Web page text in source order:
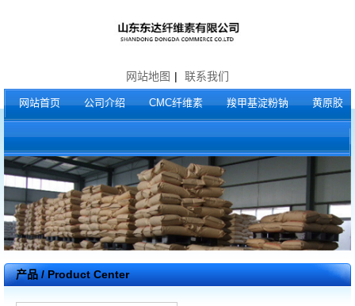
网站地图 | 联系我们
网站首页 公司介绍 CMC纤维素 羧甲基淀粉钠 黄原胶
产品 / Product Center